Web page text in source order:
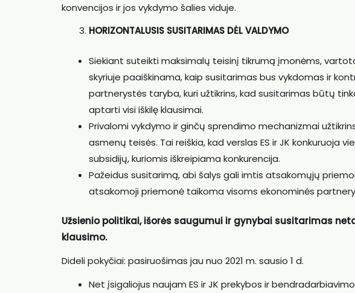
konvencijos ir jos vykdymo šalies viduje.
HORIZONTALUSIS SUSITARIMAS DĖL VALDYMO
Siekiant suteikti maksimalų teisinį tikrumą įmonėms,
skyriuje paaiškinama, kaip susitarimas bus vykdomas ir
partnerystės taryba, kuri užtikrins, kad susitarimas būtų
aptarti visi iškilę klausimai.
Privalomi vykdymo ir ginčų sprendimo mechanizmai
asmenų teisės. Tai reiškia, kad verslas ES ir JK konkuruoja
subsidijų, kuriomis iškreipiama konkurencija.
Pažeidus susitarimą, abi šalys gali imtis atsakomųjų
atsakomoji priemonė taikoma visoms ekonominės
Užsienio politikai, išorės saugumui ir gynybai susitarimas
klausimo.
Dideli pokyčiai: pasiruošimas jau nuo 2021 m. sausio 1 d.
Net įsigaliojus naujam ES ir JK prekybos ir